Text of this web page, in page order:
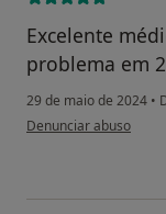
Excelente
problema em
29 de maio de 2024 •
na opinião do
Denunciar abuso